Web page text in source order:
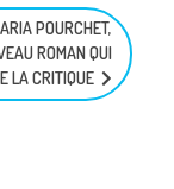
POURCHET,
ROMAN QUI
LA CRITIQUE